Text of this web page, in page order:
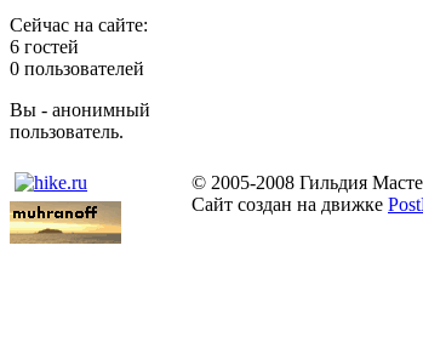
Сейчас на сайте:
6 гостей
0 пользователей
Вы - анонимный
пользователь.
© 2005-2008 Гильдия
Сайт создан на движке